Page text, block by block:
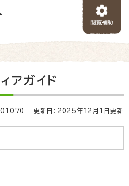
アガイド
更新日：2025年12月1日更新